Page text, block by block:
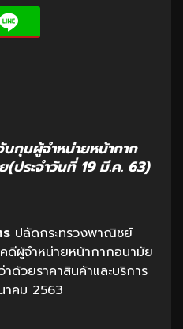
กุมผู้จำหน่ายหน้ากาก
(ประจำวันที่ 19 มี.ค. 63)
ปลัดกระทรวงพาณิชย์
ดีผู้จำหน่ายหน้ากากอนามัย
ด้วยราคาสินค้าและบริการ
คม 2563